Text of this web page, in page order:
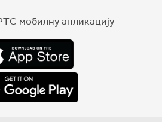
мобилну апликацију